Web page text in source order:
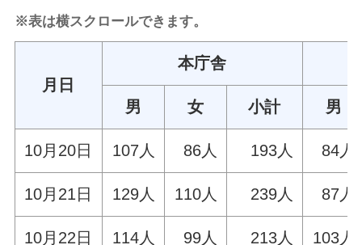
※表は横スクロールできます。
月日
本庁舎
男 女 小計 男
10月20日 107人 86人 193人 84人
10月21日 129人 110人 239人 87人
10月22日 114人 99人 213人 103人